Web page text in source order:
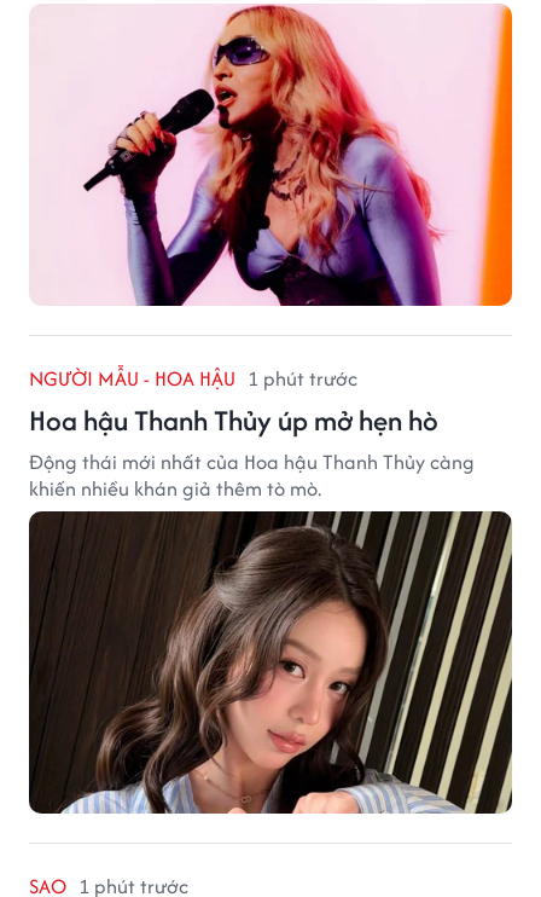
NGƯỜI MẪU - HOA HẬU 1 phút trước
Hoa hậu Thanh Thủy úp mở hẹn hò
Động thái mới nhất của Hoa hậu Thanh Thủy càng
khiến nhiều khán giả thêm tò mò.
SAO 1 phút trước